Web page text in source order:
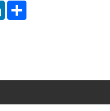
LinkedInShare